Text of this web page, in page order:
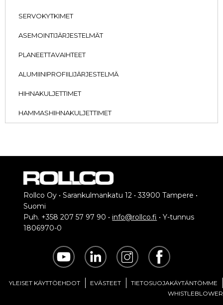
SERVOKYTKIMET
ASEMOINTIJÄRJESTELMÄT
PLANEETTAVAIHTEET
ALUMIINIPROFIILIJÄRJESTELMÄ
HIHNAKULJETTIMET
HAMMASHIHNAKULJETTIMET
Rollco Oy • Sarankulmankatu 12 • 33900 Tampere •
Suomi
Puh. +358 207 57 97 90 •info@rollco.fi • Y-tunnus
1806970-0
YLEISET KÄYTTÖEHDOT EVÄSTEET
TIETOSUOJAKÄYTÄNTÖMME
WHISTLEBLOWER